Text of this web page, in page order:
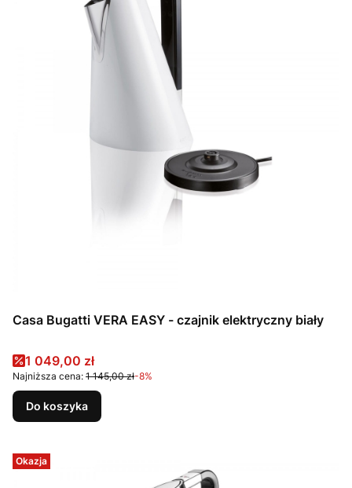
Casa Bugatti VERA EASY - czajnik elektryczny biały
Cena promocyjna
1 049,00 zł
Najniższa cena: 1 145,00 zł-8%
Do koszyka
Okazja